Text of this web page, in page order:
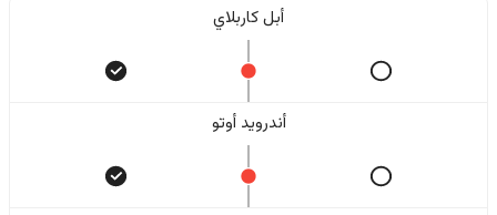
أبل كاربلاي
أندرويد أوتو